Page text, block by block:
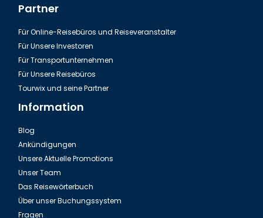
Partner
Für Online-Reisebüros und Reiseveranstalter
Für Unsere Investoren
Für Transportunternehmen
Für Unsere Reisebüros
Tourwix und seine Partner
Information
Blog
Ankündigungen
Unsere Aktuelle Promotions
Unser Team
Das Reisewörterbuch
Über unser Buchungssystem
Fragen